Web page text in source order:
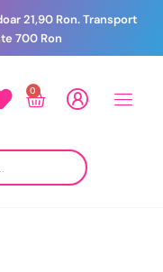
21,90 Ron. Transport
700 Ron
0